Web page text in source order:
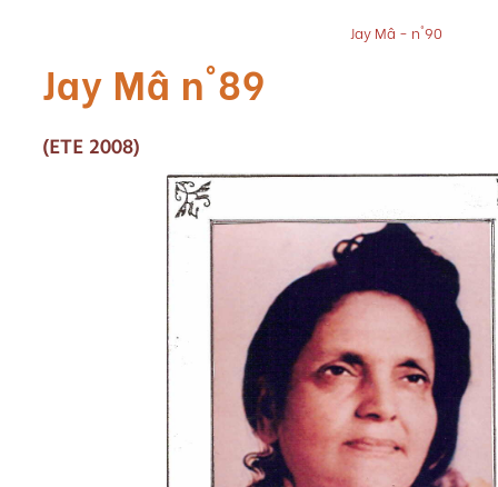
Jay Mâ - n°90
Jay Mâ n°89
(ETE 2008)